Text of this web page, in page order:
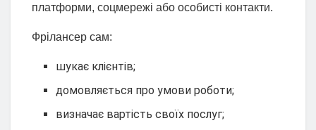
платформи, соцмережі або особисті контакти.
Фрілансер сам:
шукає клієнтів;
домовляється про умови роботи;
визначає вартість своїх послуг;